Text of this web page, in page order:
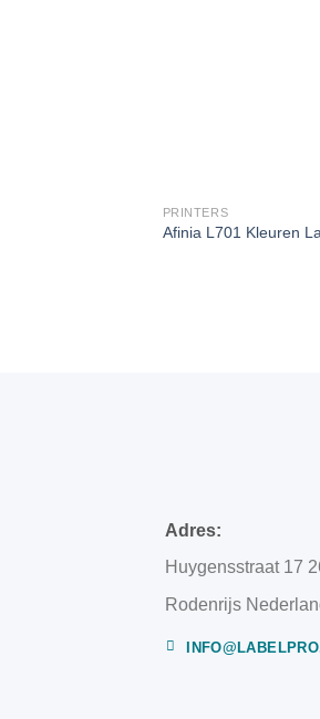
PRINTERS
Afinia L701 Kleuren
Adres:
Huygensstraat 17
Rodenrijs